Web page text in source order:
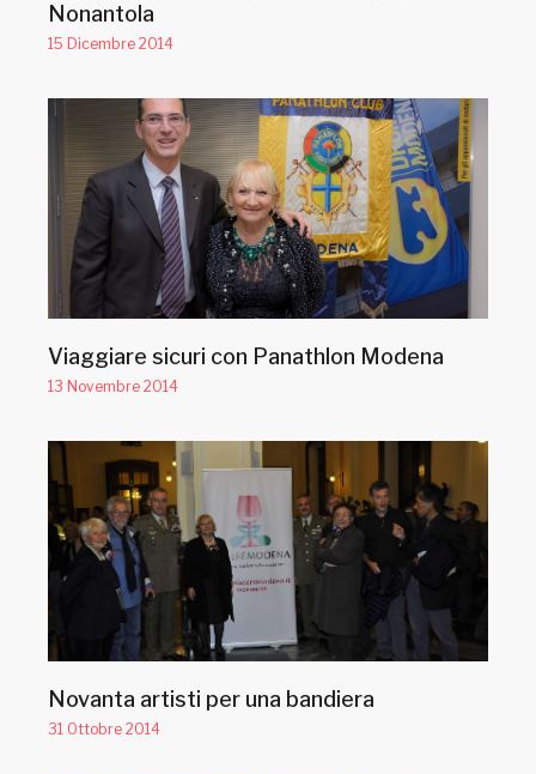
Nonantola
15 Dicembre 2014
Viaggiare sicuri con Panathlon Modena
13 Novembre 2014
Novanta artisti per una bandiera
31 Ottobre 2014